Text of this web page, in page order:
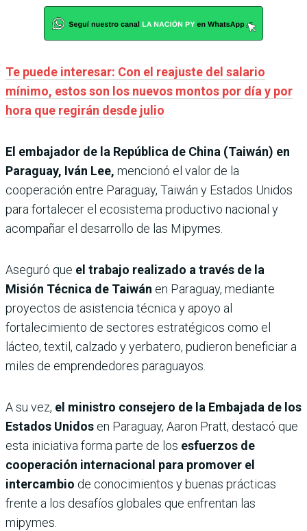
Te puede interesar: Con el reajuste del salario
mínimo, estos son los nuevos montos por día y por
hora que regirán desde julio
El embajador de la República de China (Taiwán) en
Paraguay, Iván Lee, mencionó el valor de la
cooperación entre Paraguay, Taiwán y Estados Unidos
para fortalecer el ecosistema productivo nacional y
acompañar el desarrollo de las Mipymes.
Aseguró que el trabajo realizado a través de la
Misión Técnica de Taiwán en Paraguay, mediante
proyectos de asistencia técnica y apoyo al
fortalecimiento de sectores estratégicos como el
lácteo, textil, calzado y yerbatero, pudieron beneficiar a
miles de emprendedores paraguayos.
A su vez, el ministro consejero de la Embajada de los
Estados Unidos en Paraguay, Aaron Pratt, destacó que
esta iniciativa forma parte de los esfuerzos de
cooperación internacional para promover el
intercambio de conocimientos y buenas prácticas
frente a los desafíos globales que enfrentan las
mipymes.